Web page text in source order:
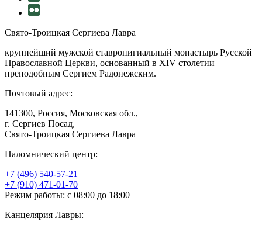
Свято-Троицкая Сергиева Лавра
крупнейший мужской ставропигиальный монастырь Русской
Православной Церкви, основанный в XIV столетии
преподобным Сергием Радонежским.
Почтовый адрес:
141300, Россия, Московская обл.,
г. Сергиев Посад,
Свято-Троицкая Сергиева Лавра
Паломнический центр:
+7 (496) 540-57-21
+7 (910) 471-01-70
Режим работы: с 08:00 до 18:00
Канцелярия Лавры: